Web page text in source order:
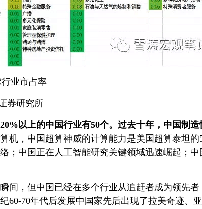
业市占率
券研究所
以上的中国行业有50个。过去十年，中国制
机，中国超算神威的计算能力是美国超算泰坦
；中国正在人工智能研究关键领域迅速崛起；
，但中国已经在多个行业从追赶者成为领先者
70年代后发展中国家先后出现了拉美奇迹、